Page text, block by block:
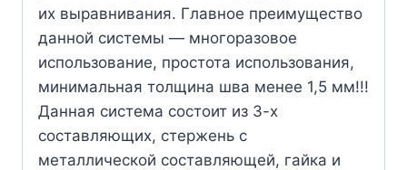
их выравнивания. Главное преимущество
данной системы — многоразовое
использование, простота использования,
минимальная толщина шва менее 1,5 мм!!!
Данная система состоит из 3-х
составляющих, стержень с
металлической составляющей, гайка и